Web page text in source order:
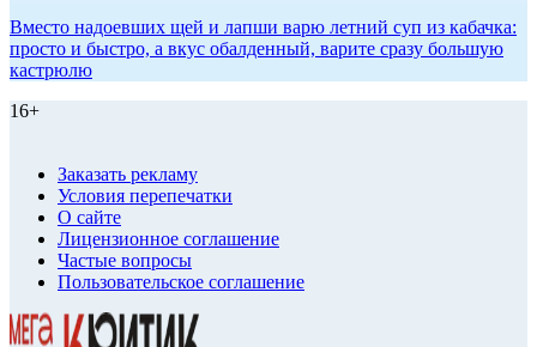
Вместо надоевших щей и лапши варю летний суп из кабачка:
просто и быстро, а вкус обалденный, варите сразу большую
кастрюлю
16+
Заказать рекламу
Условия перепечатки
О сайте
Лицензионное соглашение
Частые вопросы
Пользовательское соглашение